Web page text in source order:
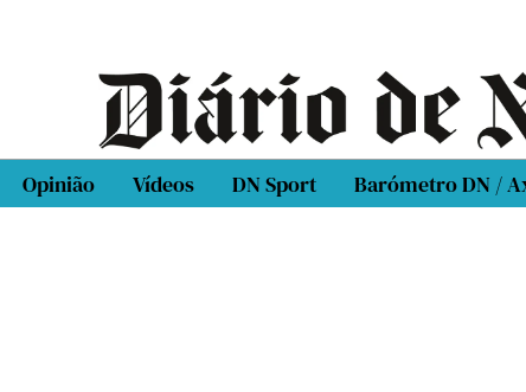
Opinião Vídeos DN Sport Barómetro DN /